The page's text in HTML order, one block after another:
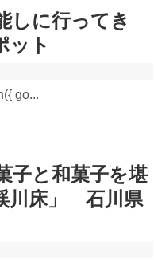
しに行ってき
ット
go...
子と和菓子を堪
川床」 石川県